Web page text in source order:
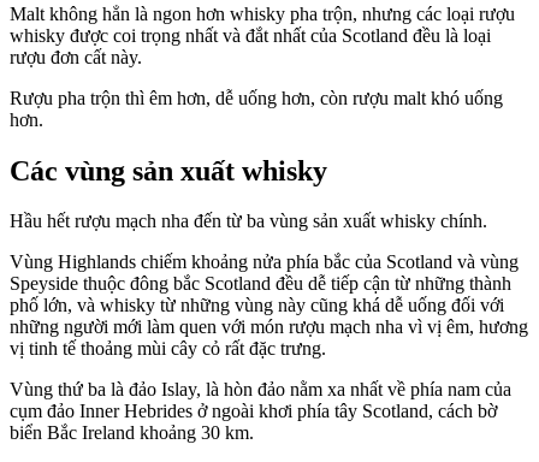
Malt không hẳn là ngon hơn whisky pha trộn, nhưng các loại rượu
whisky được coi trọng nhất và đắt nhất của Scotland đều là loại
rượu đơn cất này.
Rượu pha trộn thì êm hơn, dễ uống hơn, còn rượu malt khó uống
hơn.
Các vùng sản xuất whisky
Hầu hết rượu mạch nha đến từ ba vùng sản xuất whisky chính.
Vùng Highlands chiếm khoảng nửa phía bắc của Scotland và vùng
Speyside thuộc đông bắc Scotland đều dễ tiếp cận từ những thành
phố lớn, và whisky từ những vùng này cũng khá dễ uống đối với
những người mới làm quen với món rượu mạch nha vì vị êm, hương
vị tinh tế thoảng mùi cây cỏ rất đặc trưng.
Vùng thứ ba là đảo Islay, là hòn đảo nằm xa nhất về phía nam của
cụm đảo Inner Hebrides ở ngoài khơi phía tây Scotland, cách bờ
biển Bắc Ireland khoảng 30 km.